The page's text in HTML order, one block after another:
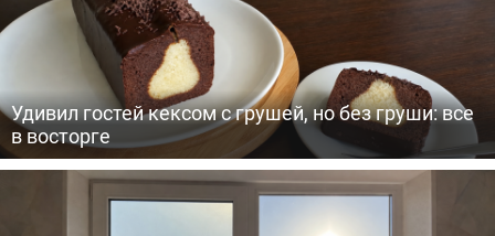
Удивил гостей кексом с грушей, но без груши: все
в восторге